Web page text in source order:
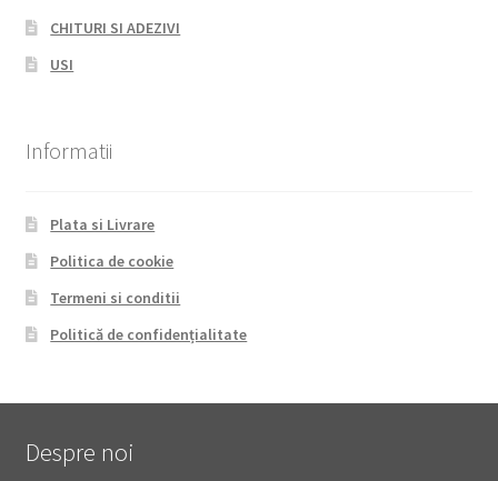
CHITURI SI ADEZIVI
USI
Informatii
Plata si Livrare
Politica de cookie
Termeni si conditii
Politică de confidențialitate
Despre noi